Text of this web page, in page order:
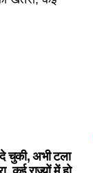
दे चुकी, अभी टला